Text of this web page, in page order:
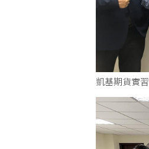
凱基期貨實習